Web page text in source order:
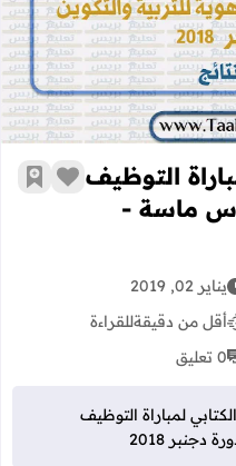
الاختبار الكتابي لمباراة
التوظيف
ماسة -
زر أضف
يناير 02, 2019
أقل من دقيقةللقراءة
0 تعليق
الكتابي لمباراة التوظيف
2018